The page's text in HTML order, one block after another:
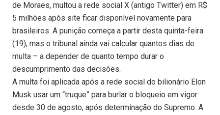
de Moraes, multou a rede social X (antigo Twitter) em R$
5 milhões após site ficar disponível novamente para
brasileiros. A punição começa a partir desta quinta-feira
(19), mas o tribunal ainda vai calcular quantos dias de
multa – a depender de quanto tempo durar o
descumprimento das decisões.
A multa foi aplicada após a rede social do bilionário Elon
Musk usar um “truque” para burlar o bloqueio em vigor
desde 30 de agosto, após determinação do Supremo. A